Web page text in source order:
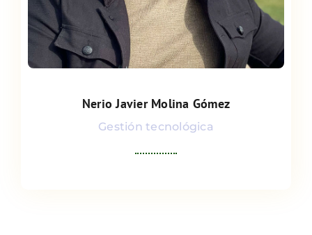
Nerio Javier Molina Gómez
Gestión tecnológica
Nerio Javier Molina Gómez